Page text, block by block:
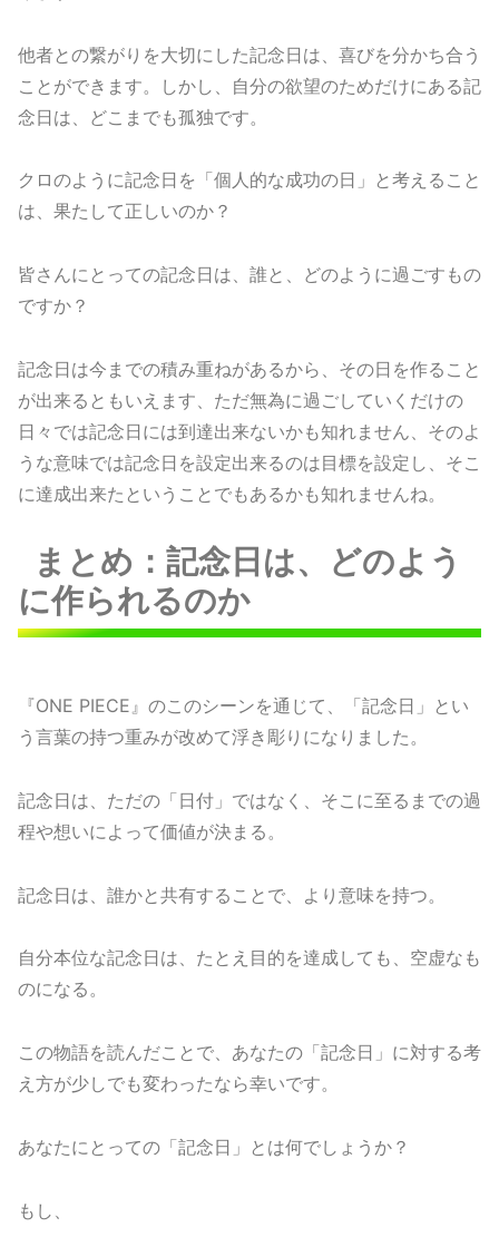
他者との繋がりを大切にした記念日は、喜びを分かち合う
ことができます。しかし、自分の欲望のためだけにある記
念日は、どこまでも孤独です。
クロのように記念日を「個人的な成功の日」と考えること
は、果たして正しいのか？
皆さんにとっての記念日は、誰と、どのように過ごすもの
ですか？
記念日は今までの積み重ねがあるから、その日を作ること
が出来るともいえます、ただ無為に過ごしていくだけの
日々では記念日には到達出来ないかも知れません、そのよ
うな意味では記念日を設定出来るのは目標を設定し、そこ
に達成出来たということでもあるかも知れませんね。
まとめ：記念日は、どのよう
に作られるのか
『ONE PIECE』のこのシーンを通じて、「記念日」とい
う言葉の持つ重みが改めて浮き彫りになりました。
記念日は、ただの「日付」ではなく、そこに至るまでの過
程や想いによって価値が決まる。
記念日は、誰かと共有することで、より意味を持つ。
自分本位な記念日は、たとえ目的を達成しても、空虚なも
のになる。
この物語を読んだことで、あなたの「記念日」に対する考
え方が少しでも変わったなら幸いです。
あなたにとっての「記念日」とは何でしょうか？
もし、